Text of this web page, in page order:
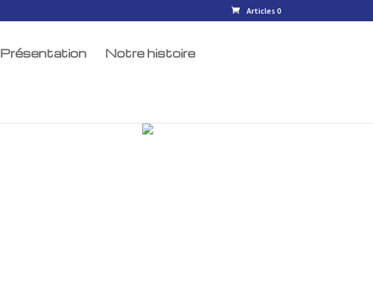
Articles 0
Présentation Notre histoire